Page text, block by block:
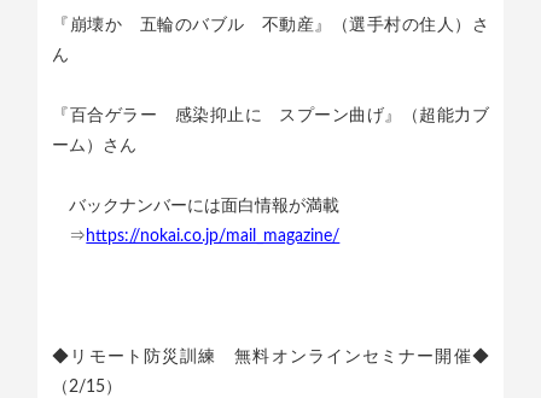
『崩壊か 五輪のバブル 不動産』（選手村の住人）さ
ん
『百合ゲラー 感染抑止に スプーン曲げ』（超能力ブ
ーム）さん
バックナンバーには面白情報が満載
⇒ https://nokai.co.jp/mail_magazine/
◆リモート防災訓練 無料オンラインセミナー開催◆
（2/15）